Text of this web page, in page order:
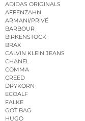
ADIDAS ORIGINALS
AFFENZAHN
ARMANI/PRIVÉ
BARBOUR
BIRKENSTOCK
BRAX
CALVIN KLEIN JEANS
CHANEL
COMMA
CREED
DRYKORN
ECOALF
FALKE
GOT BAG
HUGO